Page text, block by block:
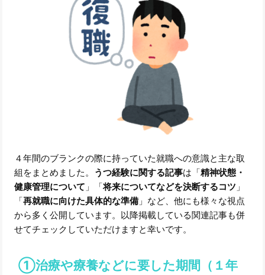
４年間のブランクの際に持っていた就職への意識と主な取
組をまとめました。 うつ経験に関する記事は「精神状態・
健康管理について 」「将来についてなどを決断するコツ 」
「再就職に向けた具体的な準備 」など、他にも様々な視点
から多く公開しています。以降掲載している関連記事も併
せてチェックしていただけますと幸いです。
①治療や療養などに要した期間（１年